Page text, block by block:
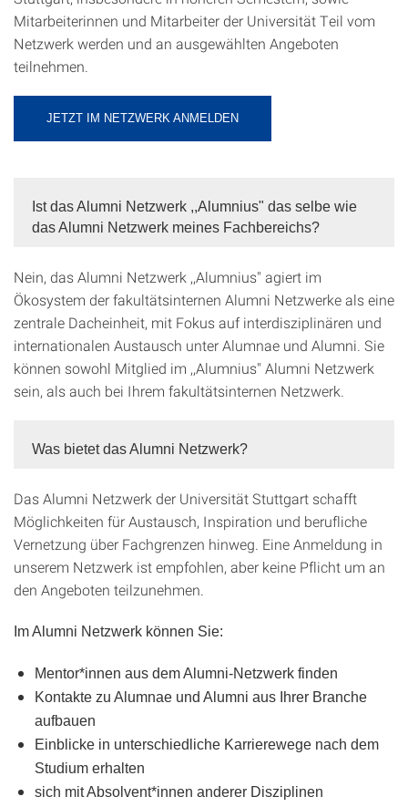
Mitarbeiterinnen und Mitarbeiter der UniversitätTeil vom
Netzwerk werden und an ausgewählten Angeboten
teilnehmen.
JETZT IM NETZWERK ANMELDEN
Ist das Alumni Netzwerk ,,Alumnius" das selbe wie
das Alumni Netzwerk meines Fachbereichs?
Nein, das Alumni Netzwerk ,,Alumnius" agiert im
Ökosystem der fakultätsinternen Alumni Netzwerke als eine
zentrale Dacheinheit, mit Fokus auf interdisziplinären und
internationalen Austausch unter Alumnae und Alumni. Sie
können sowohl Mitglied im ,,Alumnius" Alumni Netzwerk
sein, als auch bei Ihrem fakultätsinternen Netzwerk.
Was bietet das Alumni Netzwerk?
Das Alumni Netzwerk der Universität Stuttgart schafft
Möglichkeiten für Austausch, Inspiration und berufliche
Vernetzung über Fachgrenzen hinweg. Eine Anmeldung in
unserem Netzwerk ist empfohlen, aber keine Pflicht um an
den Angeboten teilzunehmen.
Im Alumni Netzwerk können Sie:
Mentor*innen aus dem Alumni-Netzwerk finden
Kontakte zu Alumnae und Alumni aus Ihrer Branche
aufbauen
Einblicke in unterschiedliche Karrierewege nach dem
Studium erhalten
sich mit Absolvent*innen anderer Disziplinen